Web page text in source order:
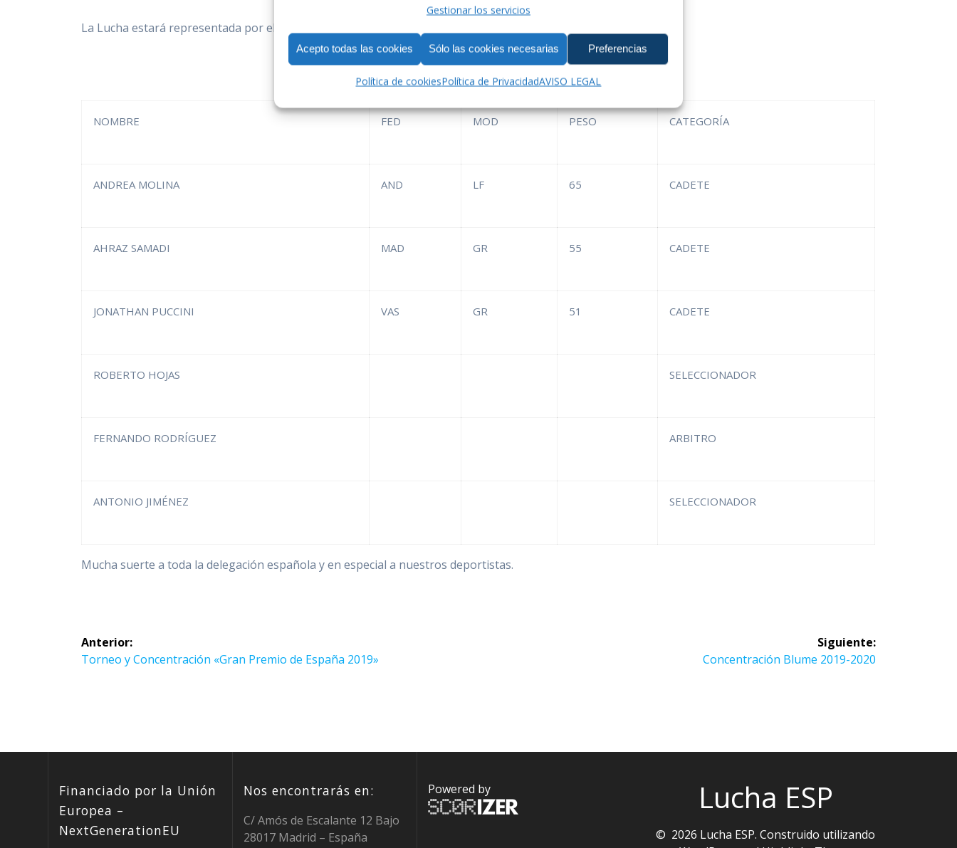
Gestionar los servicios
Acepto todas las cookies Sólo las cookies necesarias Preferencias
Política de cookiesPolítica de PrivacidadAVISO LEGAL
La Lucha estará representada por el siguiente equipo Nacional:
NOMBRE FED MOD PESO CATEGORÍA
ANDREA MOLINA AND LF 65 CADETE
AHRAZ SAMADI MAD GR 55 CADETE
JONATHAN PUCCINI VAS GR 51 CADETE
ROBERTO HOJAS SELECCIONADOR
FERNANDO RODRÍGUEZ ARBITRO
ANTONIO JIMÉNEZ SELECCIONADOR
Mucha suerte a toda la delegación española y en especial a nuestros deportistas.
Navegación
de
Anterior:
Entrada
Torneo y Concentración «Gran Premio de España 2019»
Siguiente:
Siguiente
Concentración Blume 2019-2020
Financiado por la Unión
Europea –
NextGenerationEU
Nos encontrarás en:
C/ Amós de Escalante 12 Bajo
28017 Madrid – España
Powered by Lucha ESP
© 2026 Lucha ESP. Construido utilizando